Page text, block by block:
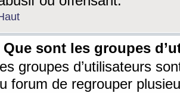
Que sont les groupes
groupes d’utilisateurs
forum de regrouper